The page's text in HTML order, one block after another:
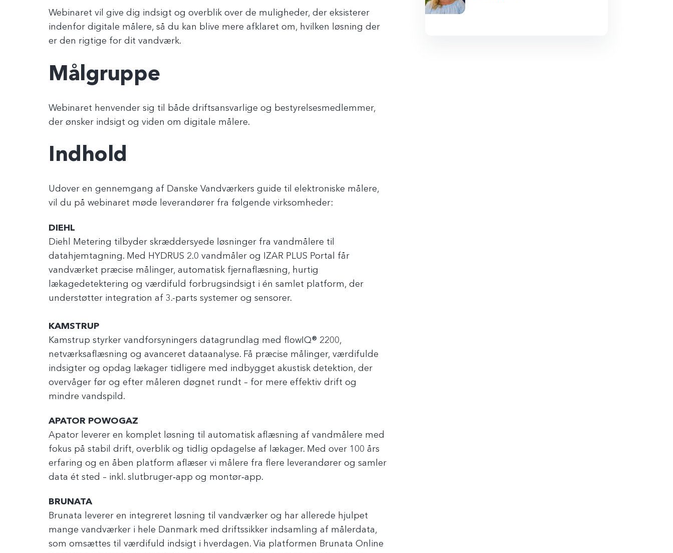
Webinaret vil give dig indsigt og overblik over de muligheder, der eksisterer
indenfor digitale målere, så du kan blive mere afklaret om, hvilken løsning der
er den rigtige for dit vandværk.
Målgruppe
Webinaret henvender sig til både driftsansvarlige og bestyrelsesmedlemmer,
der ønsker indsigt og viden om digitale målere.
Indhold
Udover en gennemgang af Danske Vandværkers guide til elektroniske målere,
vil du på webinaret møde leverandører fra følgende virksomheder:
DIEHL
Diehl Metering tilbyder skræddersyede løsninger fra vandmålere til
datahjemtagning. Med HYDRUS 2.0 vandmåler og IZAR PLUS Portal får
vandværket præcise målinger, automatisk fjernaflæsning, hurtig
lækagedetektering og værdifuld forbrugsindsigt i én samlet platform, der
understøtter integration af 3.-parts systemer og sensorer.
KAMSTRUP
Kamstrup styrker vandforsyningers datagrundlag med flowIQ® 2200,
netværksaflæsning og avanceret dataanalyse. Få præcise målinger, værdifulde
indsigter og opdag lækager tidligere med indbygget akustisk detektion, der
overvåger før og efter måleren døgnet rundt – for mere effektiv drift og
mindre vandspild.
APATOR POWOGAZ
Apator leverer en komplet løsning til automatisk aflæsning af vandmålere med
fokus på stabil drift, overblik og tidlig opdagelse af lækager. Med over 100 års
erfaring og en åben platform aflæser vi målere fra flere leverandører og samler
data ét sted – inkl. slutbruger‑app og montør‑app.
BRUNATA
Brunata leverer en integreret løsning til vandværker og har allerede hjulpet
mange vandværker i hele Danmark med driftssikker indsamling af målerdata,
som omsættes til værdifuld indsigt i hverdagen. Via platformen Brunata Online